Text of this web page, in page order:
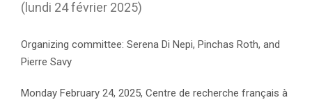
(lundi 24 février 2025)
Organizing committee: Serena Di Nepi, Pinchas Roth, and
Pierre Savy
Monday February 24, 2025, Centre de recherche français à